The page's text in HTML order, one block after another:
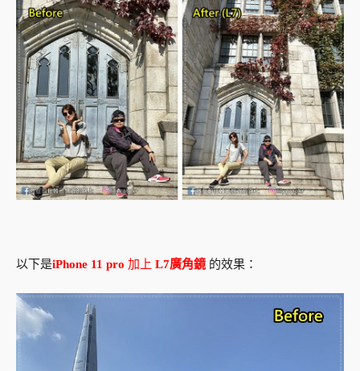
以下是iPhone 11 pro 加上 L7廣角鏡 的效果：